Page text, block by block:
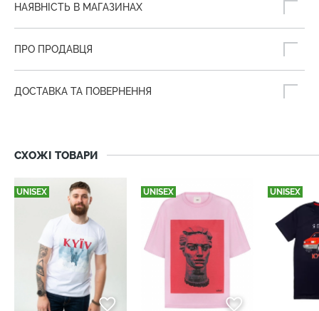
НАЯВНІСТЬ В МАГАЗИНАХ
ПРО ПРОДАВЦЯ
ДОСТАВКА ТА ПОВЕРНЕННЯ
СХОЖІ ТОВАРИ
UNISEX UNISEX UNISEX